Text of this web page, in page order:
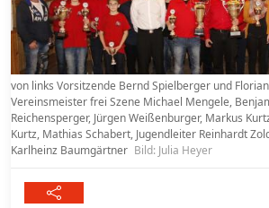
von links Vorsitzende Bernd Spielberger und
Vereinsmeister frei Szene Michael Mengele,
Reichensperger, Jürgen Weißenburger, Markus
Kurtz, Mathias Schabert, Jugendleiter Reinhardt
Karlheinz Baumgärtner Bild: Julia Heyer